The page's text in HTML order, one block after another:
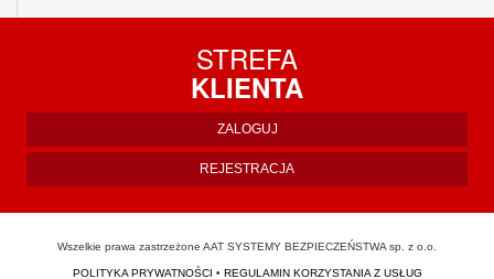
STREFA
KLIENTA
ZALOGUJ
REJESTRACJA
Wszelkie prawa zastrzeżone AAT SYSTEMY BEZPIECZEŃSTWA sp. z o.o.
POLITYKA PRYWATNOŚCI • REGULAMIN KORZYSTANIA Z USŁUG